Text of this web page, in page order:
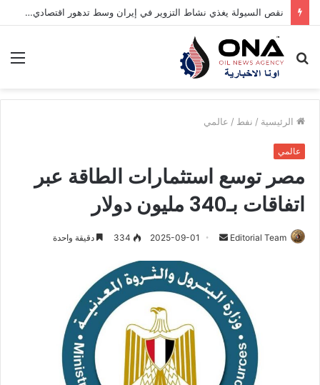
نقص السيولة يغذي نشاط التزوير في إيران وسط تدهور اقتصادي حاد
بحث
الرئيسية / نفط / عالمي
عالمي
مصر توسع استثمارات الطاقة عبر
اتفاقات بـ340 مليون دولار
Editorial Team
س
ل
ب
ر
2025-09-01
334 دقيقة واحدة